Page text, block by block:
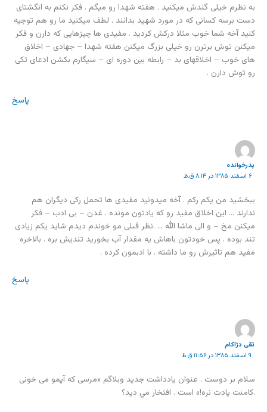
به نظرم خیلی گندش میکنید . هفته شهدا رو میگم . فکر نکنم به انگشتای
دست برسه کسانی که در مورد شهید بدانند . لطف میکنید ما رو هم توجیه
کنید آخه شما خوب مثلا درکش کردید . مفیدی ها چیزهایی که دارن و فکر
میکنن توش برترن رو خیلی بزرگ میکنن هفته شهدا – جهادی – اخلاق
های خوب – اخلاقهای بد – رابطه بین دوره ای – سیگارم بکشن ادعای تکی
رو توش دارن .
پاسخ
پدرخوانده
۶ اسفند ۱۳۸۵ در ۸:۱۴ ق.ظ
ببخشید من یکم رکم . آخه میدونید مفیدی ها تحمل رکی دیگران هم
ندارند … این اخلاق مفید رو که یادتون مونده . غدن – بی ادب – فکر
میکنن مخ – و الی ماشا الله … .نظر قبلی مو خوندم دیدم شاید یکم زیادی
تند بوده . پس خودتون باهاش یه مقدار آب بخورید تندیش بره . بالاخره
مفید هم تاثیرش رو ما داشته . با ادبمون کرده .
پاسخ
تقی دژاکام
۹ اسفند ۱۳۸۵ در ۱۱:۵۶ ق.ظ
سلام بر دوست . عنوان يادداشت جديد وبلاگم «مرسی که آپمو می خونی
.کامنت يادت نره!» است . افتخار مي ديد؟